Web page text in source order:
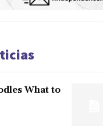
What to